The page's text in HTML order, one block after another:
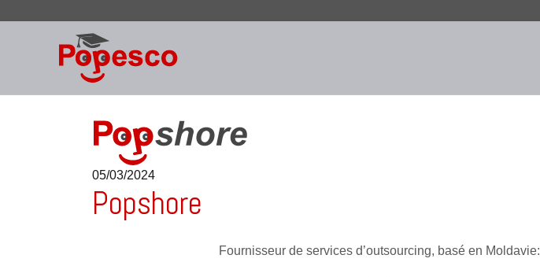
05/03/2024
Popshore
Fournisseur de services d’outsourcing, basé en Moldavie: